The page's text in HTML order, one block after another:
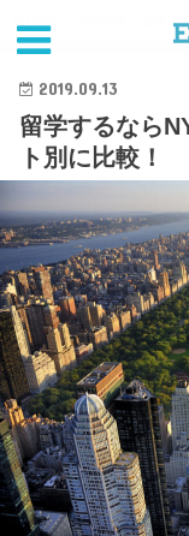
2019.09.13
留学するなら
ト別に比較！